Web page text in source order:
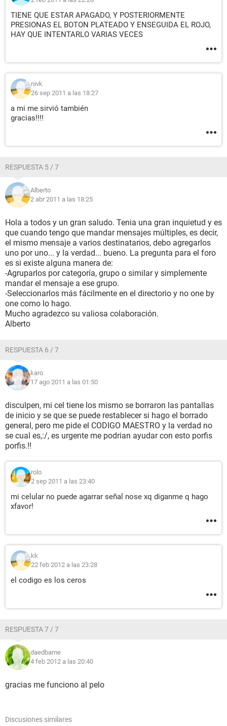
TIENE QUE ESTAR APAGADO, Y POSTERIORMENTE
PRESIONAS EL BOTON PLATEADO Y ENSEGUIDA EL ROJO,
HAY QUE INTENTARLO VARIAS VECES
nivk
26 sep 2011 a las 18:27
a mi me sirvió también
gracias!!!!
RESPUESTA 5 / 7
Alberto
2 abr 2011 a las 18:25
Hola a todos y un gran saludo. Tenia una gran inquietud y es
que cuando tengo que mandar mensajes múltiples, es decir,
el mismo mensaje a varios destinatarios, debo agregarlos
uno por uno... y la verdad... bueno. La pregunta para el foro
es si existe alguna manera de:
-Agruparlos por categoría, grupo o similar y simplemente
mandar el mensaje a ese grupo.
-Seleccionarlos más fácilmente en el directorio y no one by
one como lo hago.
Mucho agradezco su valiosa colaboración.
Alberto
RESPUESTA 6 / 7
karo
17 ago 2011 a las 01:50
disculpen, mi cel tiene los mismo se borraron las pantallas
de inicio y se que se puede restablecer si hago el borrado
general, pero me pide el CODIGO MAESTRO y la verdad no
se cual es,:/, es urgente me podrian ayudar con esto porfis
porfis.!!
rolo
2 sep 2011 a las 23:40
mi celular no puede agarrar señal nose xq diganme q hago
xfavor!
kk
22 feb 2012 a las 23:28
el codigo es los ceros
RESPUESTA 7 / 7
daedbame
4 feb 2012 a las 20:40
gracias me funciono al pelo
Discusiones similares